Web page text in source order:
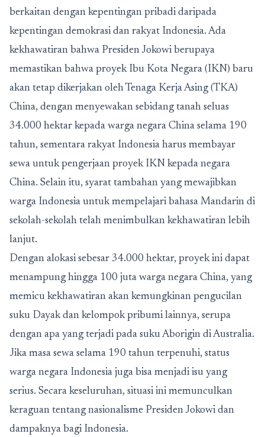
berkaitan dengan kepentingan pribadi daripada
kepentingan demokrasi dan rakyat Indonesia. Ada
kekhawatiran bahwa Presiden Jokowi berupaya
memastikan bahwa proyek Ibu Kota Negara (IKN) baru
akan tetap dikerjakan oleh Tenaga Kerja Asing (TKA)
China, dengan menyewakan sebidang tanah seluas
34.000 hektar kepada warga negara China selama 190
tahun, sementara rakyat Indonesia harus membayar
sewa untuk pengerjaan proyek IKN kepada negara
China. Selain itu, syarat tambahan yang mewajibkan
warga Indonesia untuk mempelajari bahasa Mandarin di
sekolah-sekolah telah menimbulkan kekhawatiran lebih
lanjut.
Dengan alokasi sebesar 34.000 hektar, proyek ini dapat
menampung hingga 100 juta warga negara China, yang
memicu kekhawatiran akan kemungkinan pengucilan
suku Dayak dan kelompok pribumi lainnya, serupa
dengan apa yang terjadi pada suku Aborigin di Australia.
Jika masa sewa selama 190 tahun terpenuhi, status
warga negara Indonesia juga bisa menjadi isu yang
serius. Secara keseluruhan, situasi ini memunculkan
keraguan tentang nasionalisme Presiden Jokowi dan
dampaknya bagi Indonesia.